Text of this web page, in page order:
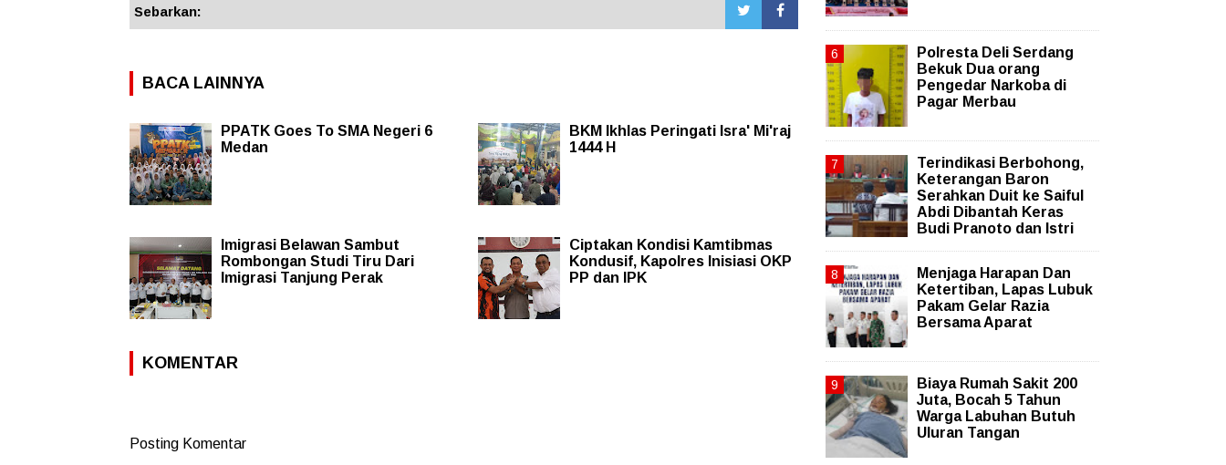
Sebarkan:
BACA LAINNYA
PPATK Goes To SMA Negeri 6
Medan
BKM Ikhlas Peringati Isra' Mi'raj
1444 H
Imigrasi Belawan Sambut
Rombongan Studi Tiru Dari
Imigrasi Tanjung Perak
Ciptakan Kondisi Kamtibmas
Kondusif, Kapolres Inisiasi OKP
PP dan IPK
KOMENTAR
Posting Komentar
Polresta Deli Serdang
Bekuk Dua orang
Pengedar Narkoba di
Pagar Merbau
Terindikasi Berbohong,
Keterangan Baron
Serahkan Duit ke Saiful
Abdi Dibantah Keras
Budi Pranoto dan Istri
Menjaga Harapan Dan
Ketertiban, Lapas Lubuk
Pakam Gelar Razia
Bersama Aparat
Biaya Rumah Sakit 200
Juta, Bocah 5 Tahun
Warga Labuhan Butuh
Uluran Tangan